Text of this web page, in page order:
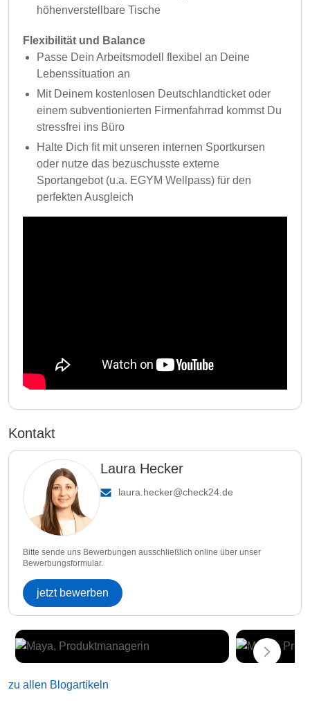
höhenverstellbare Tische
Flexibilität und Balance
Passe Dein Arbeitsmodell flexibel an Deine
Lebenssituation an
Mit Deinem kostenlosen Deutschlandticket oder
einem subventionierten Firmenfahrrad kommst Du
stressfrei ins Büro
Halte Dich fit mit unseren internen Sportkursen
oder nutze das bezuschusste externe
Sportangebot (u.a. EGYM Wellpass) für den
perfekten Ausgleich
Kontakt
Laura Hecker
laura.hecker@check24.de
Bitte sende uns Bewerbungen ausschließlich online über unser
Bewerbungsformular.
jetzt bewerben
zu allen Blogartikeln